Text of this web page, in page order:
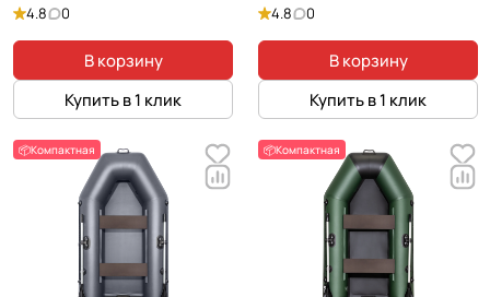
4.8 0
В корзину
Купить в 1 клик
4.8 0
В корзину
Купить в 1 клик
📦Компактная 📦Компактная